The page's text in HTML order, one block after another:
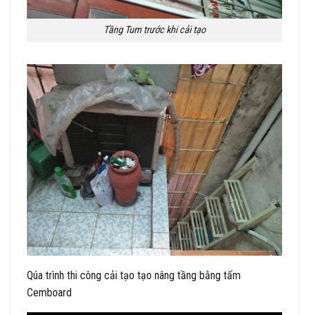
Tầng Tum trước khi cải tạo
Qúa trình thi công cải tạo tạo nâng tầng bằng tấm
Cemboard